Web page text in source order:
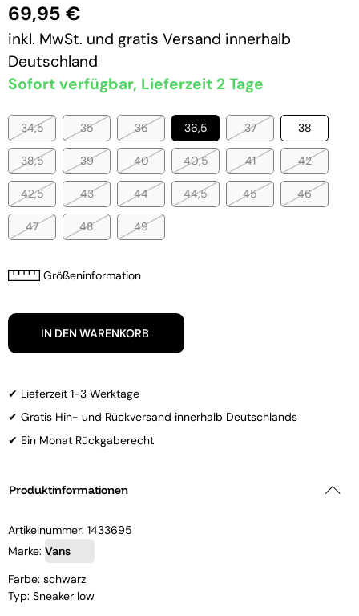
69,95 €
inkl. MwSt. und gratis Versand innerhalb
Deutschland
Sofort verfügbar, Lieferzeit 2 Tage
34,5 35 36 36,5 37 38
38,5 39 40 40,5 41 42
42,5 43 44 44,5 45 46
47 48 49
Größeninformation
IN DEN WARENKORB
✔ Lieferzeit 1-3 Werktage
✔ Gratis Hin- und Rückversand innerhalb Deutschlands
✔ Ein Monat Rückgaberecht
Produktinformationen
Artikelnummer: 1433695
Marke: Vans
Farbe: schwarz
Typ: Sneaker low